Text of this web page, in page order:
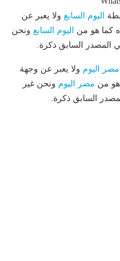
اليوم السابع ولا يعبر عن
كما هو من اليوم السابع ونحن
المصدر السابق ذكرة.
مصر اليوم ولا يعبر عن وجهة
هو من مصر اليوم ونحن غير
السابق ذكرة.